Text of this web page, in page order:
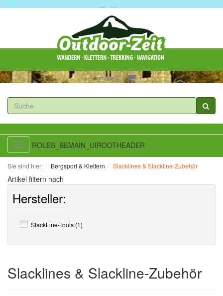
Anmelden
Toggle
navigation
ROLES_BEMAIN_UIROOTHEADER
Sie sind hier: Bergsport & Klettern Slacklines & Slackline-Zubehör
Artikel filtern nach
Hersteller:
SlackLine-Tools (1)
Slacklines & Slackline-Zubehör